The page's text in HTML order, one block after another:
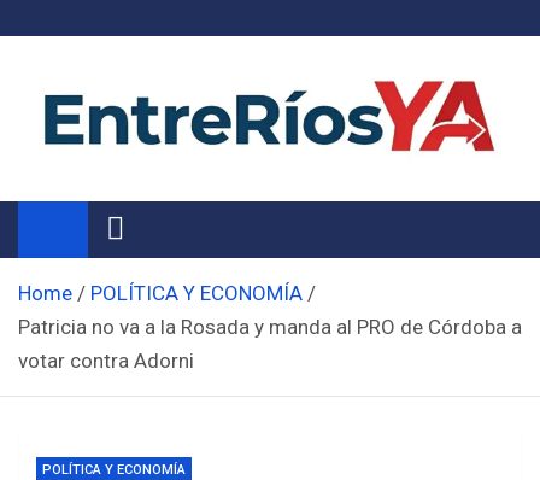
Noticias de Entre Ríos
Información de toda la provincia ahora
Home
POLÍTICA Y ECONOMÍA
Patricia no va a la Rosada y manda al PRO de Córdoba a
votar contra Adorni
POLÍTICA Y ECONOMÍA